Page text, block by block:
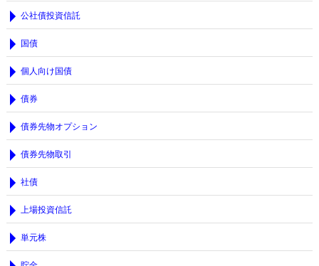
公社債投資信託
国債
個人向け国債
債券
債券先物オプション
債券先物取引
社債
上場投資信託
単元株